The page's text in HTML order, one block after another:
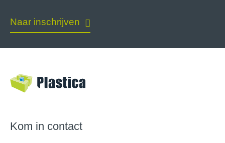
Naar inschrijven
Kom in contact